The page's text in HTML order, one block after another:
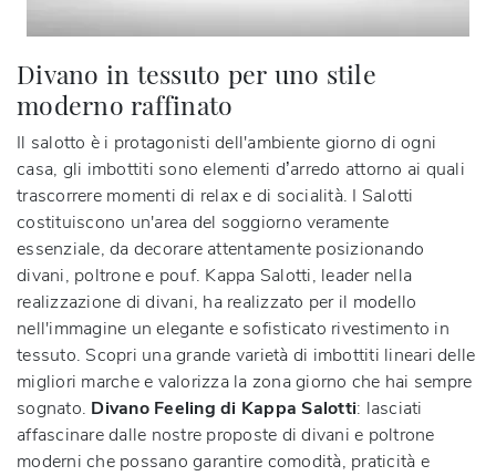
Divano in tessuto per uno stile
moderno raffinato
Il salotto è i protagonisti dell'ambiente giorno di ogni
casa, gli imbottiti sono elementi d’arredo attorno ai quali
trascorrere momenti di relax e di socialità. I Salotti
costituiscono un'area del soggiorno veramente
essenziale, da decorare attentamente posizionando
divani, poltrone e pouf. Kappa Salotti, leader nella
realizzazione di divani, ha realizzato per il modello
nell'immagine un elegante e sofisticato rivestimento in
tessuto. Scopri una grande varietà di imbottiti lineari delle
migliori marche e valorizza la zona giorno che hai sempre
sognato. Divano Feeling di Kappa Salotti: lasciati
affascinare dalle nostre proposte di divani e poltrone
moderni che possano garantire comodità, praticità e